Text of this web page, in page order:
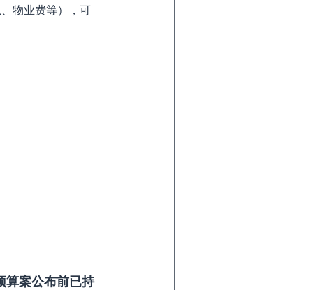
物业费等），可
算案公布前已持